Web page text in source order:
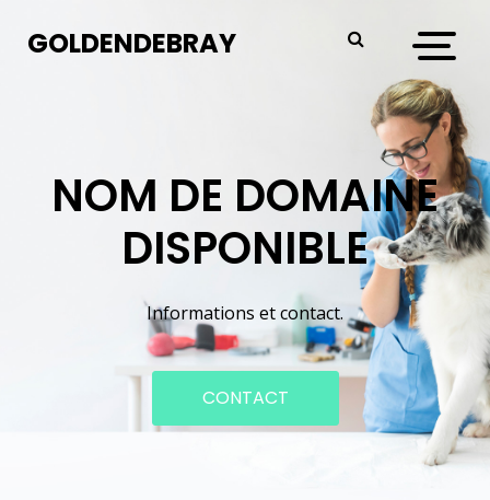
GOLDENDEBRAY
NOM DE DOMAINE
DISPONIBLE
Informations et contact.
CONTACT